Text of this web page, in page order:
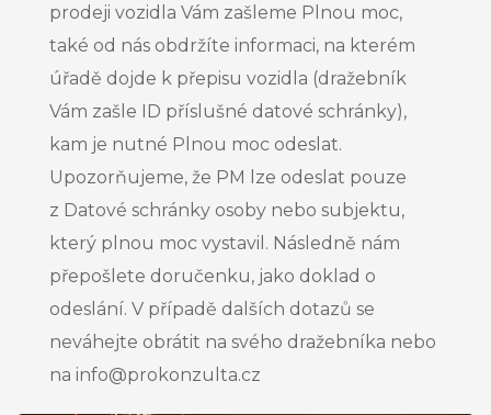
prodeji vozidla Vám zašleme Plnou moc,
také od nás obdržíte informaci, na kterém
úřadě dojde k přepisu vozidla (dražebník
Vám zašle ID příslušné datové schránky),
kam je nutné Plnou moc odeslat.
Upozorňujeme, že PM lze odeslat pouze
z Datové schránky osoby nebo subjektu,
který plnou moc vystavil. Následně nám
přepošlete doručenku, jako doklad o
odeslání. V případě dalších dotazů se
neváhejte obrátit na svého dražebníka nebo
na info@prokonzulta.cz